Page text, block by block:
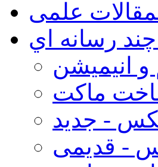
مقالات علمی
چند رسانه اي
و انیمیشن
ماکت
- جدید
- قدیمی